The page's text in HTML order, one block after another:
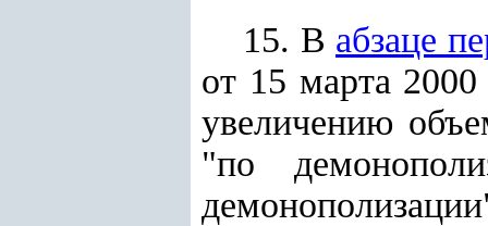
15. В абзаце
от 15 марта
увеличению
"по